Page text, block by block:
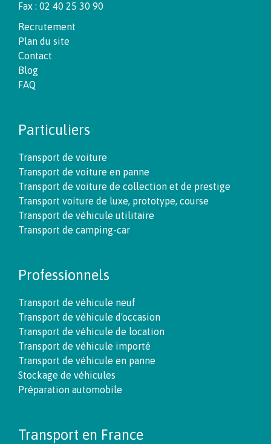
Fax : 02 40 25 30 90
Recrutement
Plan du site
Contact
Blog
FAQ
Particuliers
Transport de voiture
Transport de voiture en panne
Transport de voiture de collection et de prestige
Transport voiture de luxe, prototype, course
Transport de véhicule utilitaire
Transport de camping-car
Professionnels
Transport de véhicule neuf
Transport de véhicule d'occasion
Transport de véhicule de location
Transport de véhicule importé
Transport de véhicule en panne
Stockage de véhicules
Préparation automobile
Transport en France